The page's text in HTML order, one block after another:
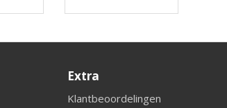
Extra
Klantbeoordelingen